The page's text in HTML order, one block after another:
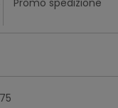
Promo spedizione